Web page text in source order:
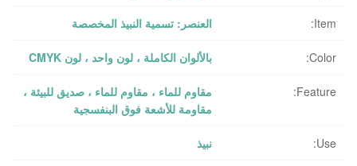
Item: العنصر: تسمية النبيذ المخصصة
Color: بالألوان الكاملة ، لون واحد ، لون CMYK
Feature:
مقاوم للماء ، مقاوم للماء ، صديق للبيئة ،
مقاومة للأشعة فوق البنفسجية
Use: نبيذ